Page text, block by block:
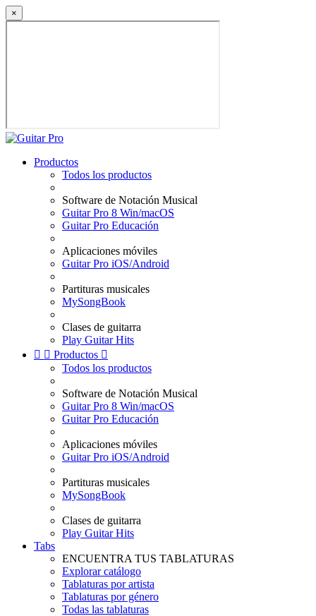
×
Productos
Todos los productos
Software de Notación Musical
Guitar Pro 8 Win/macOS
Guitar Pro Educación
Aplicaciones móviles
Guitar Pro iOS/Android
Partituras musicales
MySongBook
Clases de guitarra
Play Guitar Hits
  Productos 
Todos los productos
Software de Notación Musical
Guitar Pro 8 Win/macOS
Guitar Pro Educación
Aplicaciones móviles
Guitar Pro iOS/Android
Partituras musicales
MySongBook
Clases de guitarra
Play Guitar Hits
Tabs
ENCUENTRA TUS TABLATURAS
Explorar catálogo
Tablaturas por artista
Tablaturas por género
Todas las tablaturas